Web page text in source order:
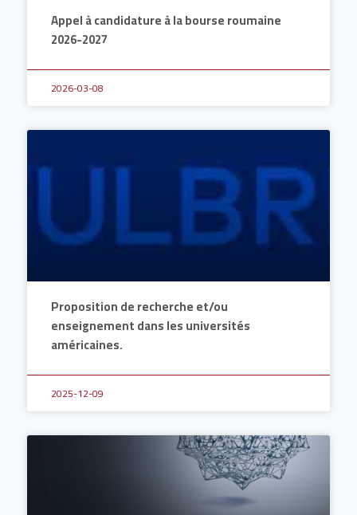
Appel à candidature à la bourse roumaine
2026-2027
2026-03-08
Proposition de recherche et/ou
enseignement dans les universités
américaines.
2025-12-09